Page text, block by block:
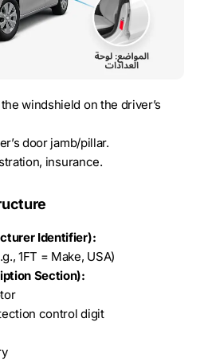
windshield on the driver’s
door jamb/pillar.
insurance.
Identifier):
1FT = Make, USA)
Section):
control digit